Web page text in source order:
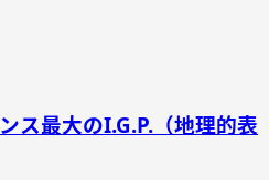
ス最大のI.G.P.（地理的表